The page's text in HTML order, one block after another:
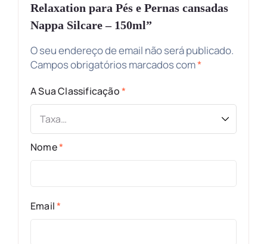
Relaxation para Pés e Pernas cansadas
Nappa Silcare – 150ml”
O seu endereço de email não será publicado.
Campos obrigatórios marcados com*
A Sua Classificação*
Nome*
Email*